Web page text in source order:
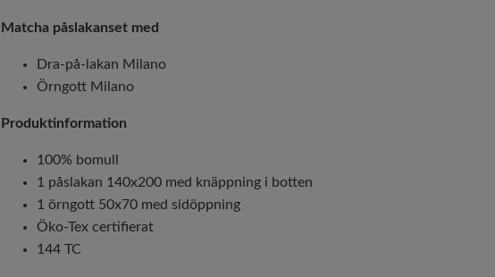
Matcha påslakanset med
Dra-på-lakan Milano
Örngott Milano
Produktinformation
100% bomull
1 påslakan 140x200 med knäppning i botten
1 örngott 50x70 med sidöppning
Öko-Tex certifierat
144 TC